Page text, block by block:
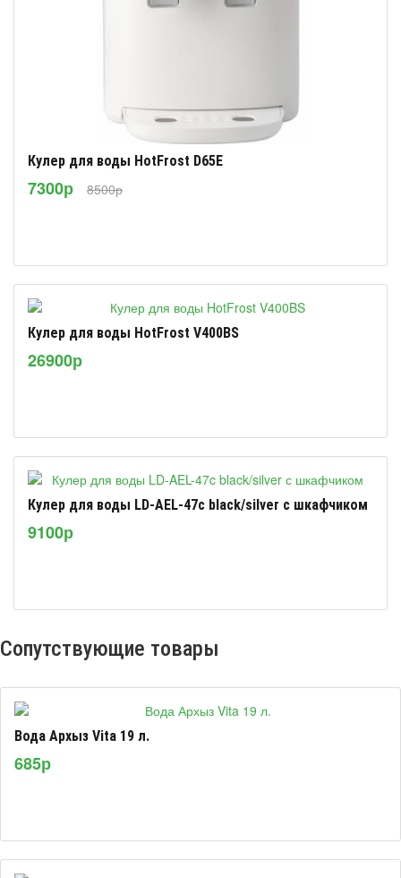
Кулер для воды HotFrost D65E
7300р 8500р
Кулер для воды HotFrost V400BS
26900р
Кулер для воды LD-AEL-47c black/silver с шкафчиком
9100р
Сопутствующие товары
Вода Архыз Vita 19 л.
685р